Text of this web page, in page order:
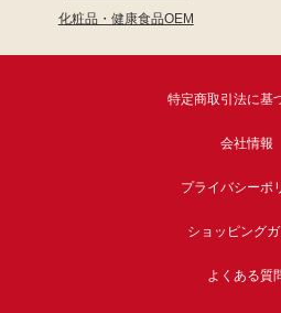
化粧品・健康食品OEM
特定商取引法に基
会社情報
プライバシーポ
ショッピング
よくある質